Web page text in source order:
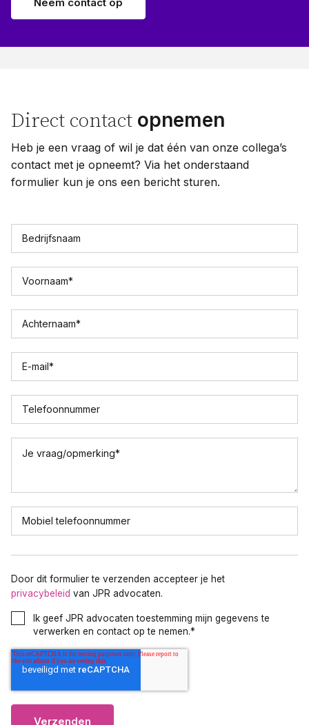
Direct contact opnemen
Heb je een vraag of wil je dat één van onze collega’s
contact met je opneemt? Via het onderstaand
formulier kun je ons een bericht sturen.
Bedrijfsnaam
Voornaam*
Achternaam*
E-mail*
Telefoonnummer
Je vraag/opmerking*
Mobiel telefoonnummer
Door dit formulier te verzenden accepteer je het
privacybeleid van JPR advocaten.
Ik geef JPR advocaten toestemming mijn gegevens te
verwerken en contact op te nemen.*